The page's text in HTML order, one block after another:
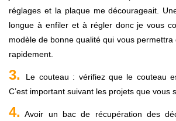
réglages et la plaque me décourageait.
longue à enfiler et à régler donc je vous
modèle de bonne qualité qui vous
rapidement.
3.
Le couteau : vérifiez que le couteau
C’est important suivant les projets que vous
4. Avoir un bac de récupération des